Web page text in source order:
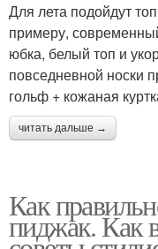
Для лета подойдут
примеру,
юбка, белый топ и
повседневной носки
гольф + кожаная
читать дальше →
Как
пиджак. Как